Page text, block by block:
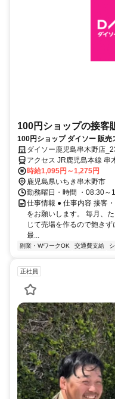
100円ショップの接客
100円ショップ ダイソー 販売
ダイソー鹿児島串木野店
アクセス JR鹿児島本線 串
時給1,095円～1,275円
鹿児島県いちき串木野市
勤務曜日・時間 ・08:30～
仕事情報 ● 仕事内容 接客
をお願いします。 毎月、
じて売場を作るので飽き
最...
副業・WワークOK 交通費支給
正社員